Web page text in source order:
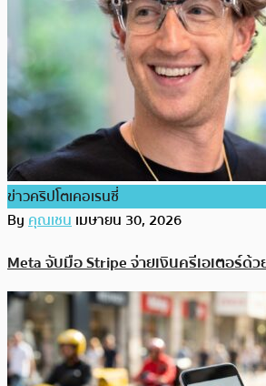
ข่าวคริปโตเคอเรนซี่
Byคุณเชนเมษายน 30, 2026
Meta จับมือ Stripe จ่ายเงินครีเอเตอร์ด้